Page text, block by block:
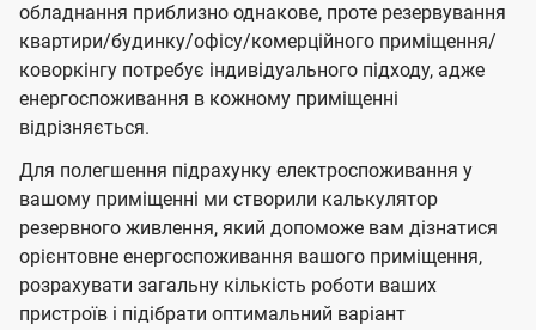
обладнання приблизно однакове, проте резервування
квартири/будинку/офісу/комерційного приміщення/
коворкінгу потребує індивідуального підходу, адже
енергоспоживання в кожному приміщенні
відрізняється.
Для полегшення підрахунку електроспоживання у
вашому приміщенні ми створили калькулятор
резервного живлення, який допоможе вам дізнатися
орієнтовне енергоспоживання вашого приміщення,
розрахувати загальну кількість роботи ваших
пристроїв і підібрати оптимальний варіант